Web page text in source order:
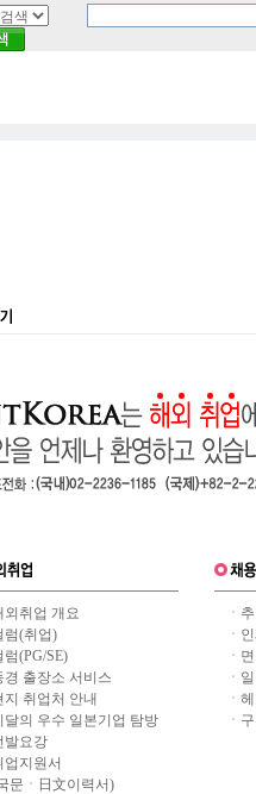
외취업 개요
럼(취업)
럼(PG/SE)
경 출장소 서비스
지 취업처 안내
달의 우수 일본기업 탐방
발요강
업지원서
문ㆍ日文이력서)
ㆍ
ㆍ
ㆍ
ㆍ
ㆍ
ㆍ